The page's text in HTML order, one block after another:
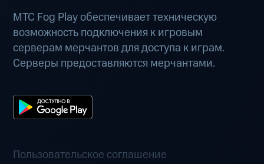
МТС Fog Play обеспечивает техническую
возможность подключения к игровым
серверам мерчантов для доступа к играм.
Серверы предоставляются мерчантами.
Пользовательское соглашение